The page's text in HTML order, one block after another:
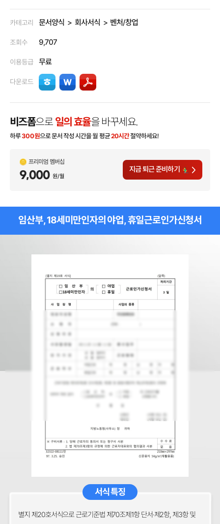
카테고리 문서양식 회사서식 벤처/창업
조회수 9,707
이용등급 무료
다운로드
비즈폼으로 일의 효율을 바꾸세요.
하루300원으로 문서 작성 시간을 월 평균20시간절약하세요!
프리미엄 멤버십
9,000 원/월
지금 퇴근 준비하기
임산부, 18세미만인자의 야업, 휴일근로인가신청서
서식 특징
별지 제20호서식으로 근로기준법 제70조제1항 단서·제2항, 제3항 및